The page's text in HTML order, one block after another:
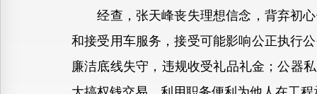
经查，张天峰丧失理想信念，背弃初心
和接受用车服务，接受可能影响公正执行
廉洁底线失守，违规收受礼品礼金；公器